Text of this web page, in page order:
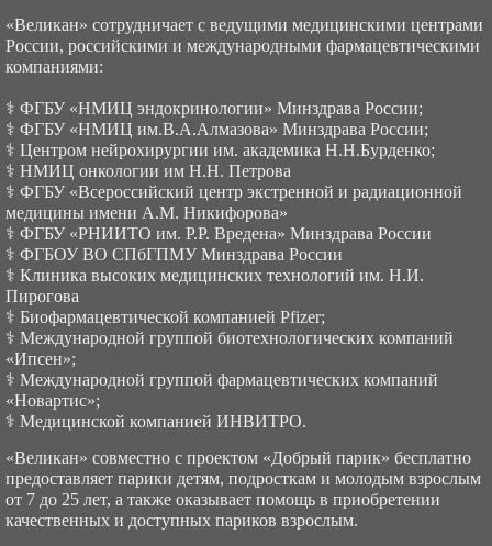
«Великан» сотрудничает с ведущими медицинскими центрами
России, российскими и международными фармацевтическими
компаниями:
⚕ ФГБУ «НМИЦ эндокринологии» Минздрава России;
⚕ ФГБУ «НМИЦ им.В.А.Алмазова» Минздрава России;
⚕ Центром нейрохирургии им. академика Н.Н.Бурденко;
⚕ НМИЦ онкологии им Н.Н. Петрова
⚕ ФГБУ «Всероссийский центр экстренной и радиационной
медицины имени А.М. Никифорова»
⚕ ФГБУ «РНИИТО им. Р.Р. Вредена» Минздрава России
⚕ ФГБОУ ВО СПбГПМУ Минздрава России
⚕ Клиника высоких медицинских технологий им. Н.И.
Пирогова
⚕ Биофармацевтической компанией Pfizer;
⚕ Международной группой биотехнологических компаний
«Ипсен»;
⚕ Международной группой фармацевтических компаний
«Новартис»;
⚕ Медицинской компанией ИНВИТРО.
«Великан» совместно с проектом «Добрый парик» бесплатно
предоставляет парики детям, подросткам и молодым взрослым
от 7 до 25 лет, а также оказывает помощь в приобретении
качественных и доступных париков взрослым.